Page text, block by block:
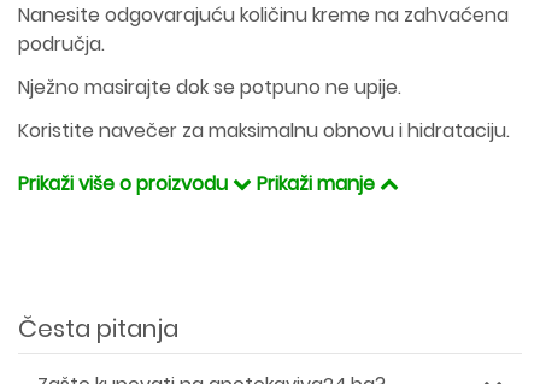
Nanesite odgovarajuću količinu kreme na zahvaćena
područja.
Nježno masirajte dok se potpuno ne upije.
Koristite navečer za maksimalnu obnovu i hidrataciju.
Prikaži više o proizvodu
Prikaži manje
Česta pitanja